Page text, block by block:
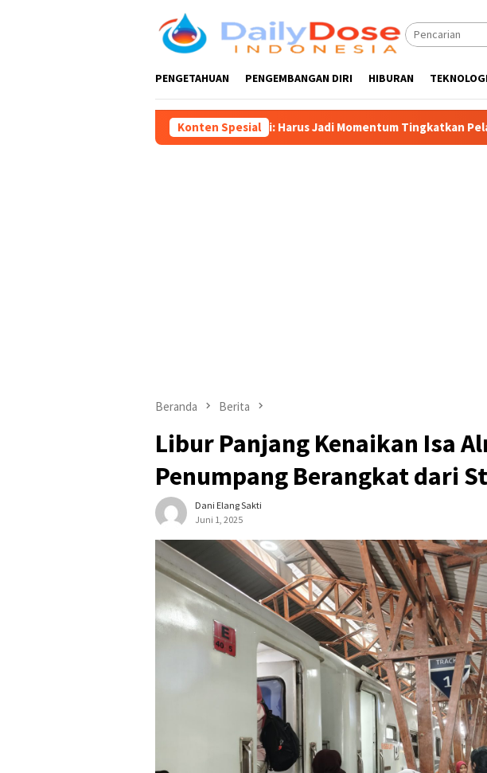
PENGETAHUAN PENGEMBANGAN DIRI HIBURAN
Konten Spesial
702, Ketua DPRD Supriadi: Harus Jadi Momentum Tingkatkan Pelayanan untuk Rakyat
Beranda Berita
Libur Panjang Kenaikan Isa
Penumpang Berangkat dari
Dani Elang Sakti
Juni 1, 2025